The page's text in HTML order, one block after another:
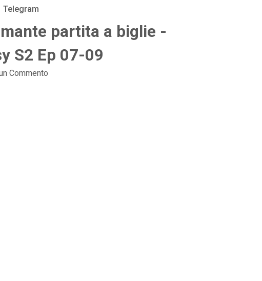
Telegram
partita a biglie -
S2 Ep 07-09
Commento